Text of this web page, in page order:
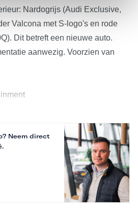
Nardogrijs (Audi Exclusive,
Valcona met S-logo's en rode
Dit betreft een nieuwe auto.
aanwezig. Voorzien van
(IT3, IU4 en JE3), Audi
service (IW3), DAB+ digitale radio
(9ZE). Dankzij het Bang &
System met 3D-geluid (9VS)
geluidsbeleving. Via de
(UE8) en de uitgebreide
Neem direct